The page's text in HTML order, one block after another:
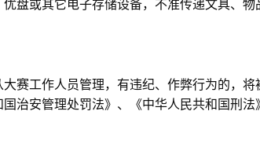
盘或其它电子存储设备，不准传递文具、
赛工作人员管理，有违纪、作弊行为的，
治安管理处罚法》、《中华人民共和国刑法